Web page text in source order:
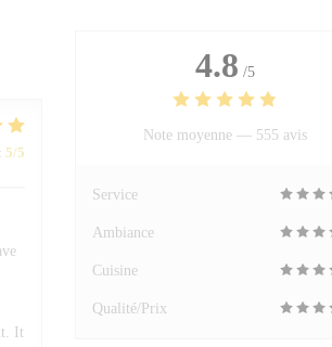
: 5/5
It
4.8 /5
Note moyenne — 555 avis
Service
Ambiance
Cuisine
Qualité/Prix